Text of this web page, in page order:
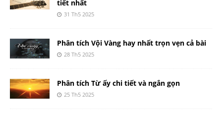
tiết nhất
31 Th5 2025
Phân tích Vội Vàng hay nhất trọn vẹn cả bài
28 Th5 2025
Phân tích Từ ấy chi tiết và ngắn gọn
25 Th5 2025